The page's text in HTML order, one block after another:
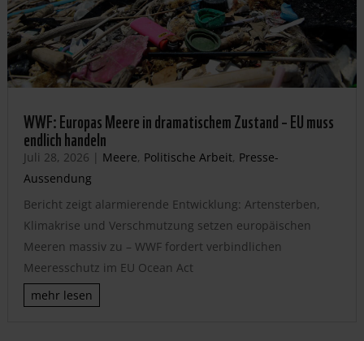
WWF: Europas Meere in dramatischem Zustand – EU muss
endlich handeln
Juli 28, 2026 | Meere, Politische Arbeit, Presse-
Aussendung
Bericht zeigt alarmierende Entwicklung: Artensterben,
Klimakrise und Verschmutzung setzen europäischen
Meeren massiv zu – WWF fordert verbindlichen
Meeresschutz im EU Ocean Act
mehr lesen